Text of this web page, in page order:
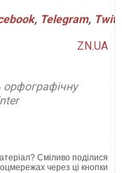
, Telegram,
ZN.UA
орфографічну
Сміливо поділися
через ці кнопки